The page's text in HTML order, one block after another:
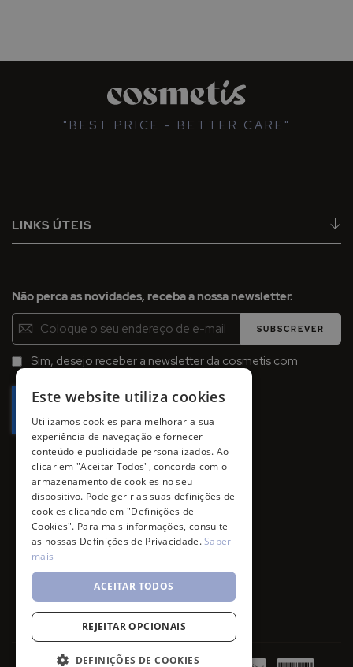
"BEST PRICE - BETTER CARE"
LINKS ÚTEIS
Não perca as novidades, receba a nossa newsletter.
Inscreva-
se
na
Newsletter:
SUBSCREVER
Sim, desejo receber a newsletter da cosmetis com
Este website utiliza cookies
Utilizamos cookies para melhorar a sua
experiência de navegação e fornecer
conteúdo e publicidade personalizados. Ao
clicar em "Aceitar Todos", concorda com o
armazenamento de cookies no seu
dispositivo. Pode gerir as suas definições de
cookies clicando em "Definições de
Cookies". Para mais informações, consulte
as nossas Definições de Privacidade.Saber
mais
ACEITAR TODOS
REJEITAR OPCIONAIS
DEFINIÇÕES DE COOKIES